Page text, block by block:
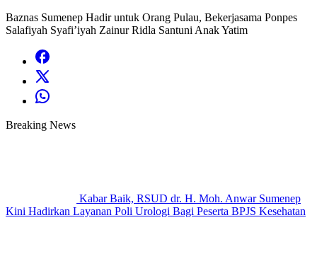
Baznas Sumenep Hadir untuk Orang Pulau, Bekerjasama Ponpes
Salafiyah Syafi’iyah Zainur Ridla Santuni Anak Yatim
Breaking News
Kabar Baik, RSUD dr. H. Moh. Anwar Sumenep
Kini Hadirkan Layanan Poli Urologi Bagi Peserta BPJS Kesehatan